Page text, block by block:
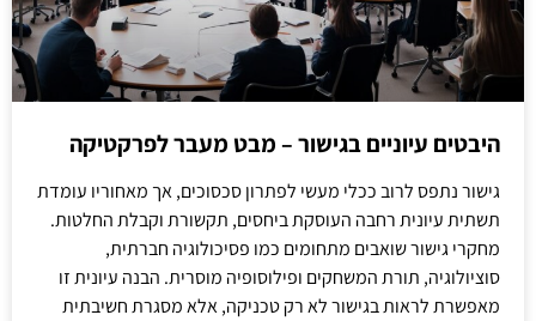
היבטים עיוניים בגישור – מבט מעבר לפרקטיקה
גישור נתפס לרוב ככלי מעשי לפתרון סכסוכים, אך מאחוריו עומדת
תשתית עיונית רחבה העוסקת ביחסים, תקשורת וקבלת החלטות.
מחקרי גישור שואבים מתחומים כמו פסיכולוגיה חברתית,
סוציולוגיה, תורת המשחקים ופילוסופיה מוסרית. הבנה עיונית זו
מאפשרת לראות בגישור לא רק טכניקה, אלא מסגרת חשיבתית